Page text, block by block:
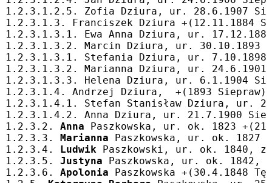
1.2.3.1.2.5. Zofia Dziura, ur. 28.6.1907
1.2.3.1.3. Franciszek Dziura +(12.11.1884
1.2.3.1.3.1. Ewa Anna Dziura, ur.
1.2.3.1.3.2. Marcin Dziura, ur. 30.10.1893
1.2.3.1.3.1. Stefania Dziura, ur. 7.10.1898
1.2.3.1.3.2. Marianna Dziura, ur. 24.6.1901
1.2.3.1.3.3. Helena Dziura, ur. 6.1.1904
1.2.3.1.4. Andrzej Dziura,  +(1893
1.2.3.1.4.1. Stefan Stanisław Dziura, ur.
1.2.3.1.4.2. Anna Dziura, ur. 21.7.1900
1.2.3.2. Anna Paszkowska, ur. ok. 1823
1.2.3.3. Marianna Paszkowska, ur. ok. 1827
1.2.3.4. Ludwik Paszkowski, ur. ok. 1840,
1.2.3.5. Justyna Paszkowska, ur. ok. 1842,
1.2.3.6. Apolonia Paszkowska +(30.4.1848